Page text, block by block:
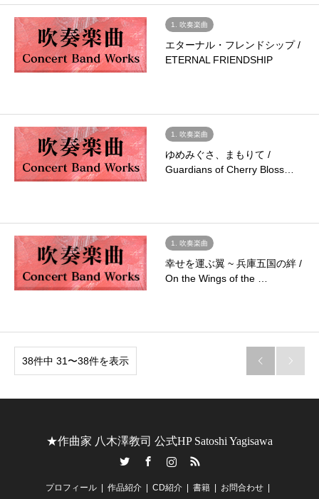
1. 吹奏楽曲
エターナル・フレンドシップ /
ETERNAL FRIENDSHIP
1. 吹奏楽曲
ゆめみぐさ、まもりて /
Guardians of Cherry Bloss…
1. 吹奏楽曲
幸せを運ぶ翼 ~ 兵庫五国の絆 /
On the Wings of the …
38件中 31〜38件を表示  
★作曲家 八木澤教司 公式HP Satoshi Yagisawa
RSS
プロフィール 作品紹介 CD紹介 書籍 お問合わせ